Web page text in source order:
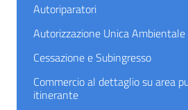
Autoriparatori
Autorizzazione Unica
Cessazione e Subingresso
Commercio al dettaglio su area
itinerante